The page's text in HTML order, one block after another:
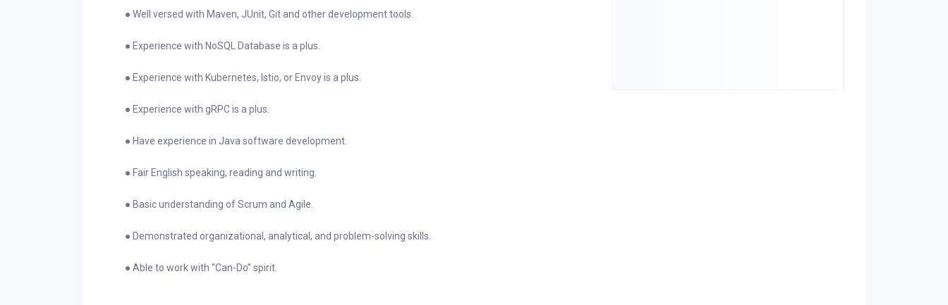
● Well versed with Maven, JUnit, Git and other development tools.
● Experience with NoSQL Database is a plus.
● Experience with Kubernetes, Istio, or Envoy is a plus.
● Experience with gRPC is a plus.
● Have experience in Java software development.
● Fair English speaking, reading and writing.
● Basic understanding of Scrum and Agile.
● Demonstrated organizational, analytical, and problem-solving skills.
● Able to work with “Can-Do” spirit.